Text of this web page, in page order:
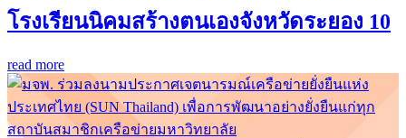
โรงเรียนนิคมสร้างตนเองจังหวัดระยอง 10
read more